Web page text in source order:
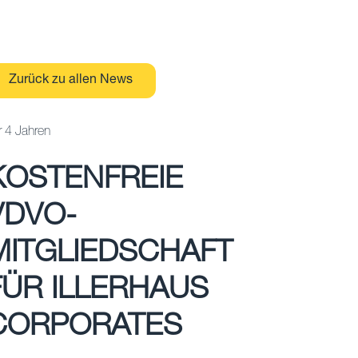
Zurück zu allen News
4 Jahren
ILLERHAUS